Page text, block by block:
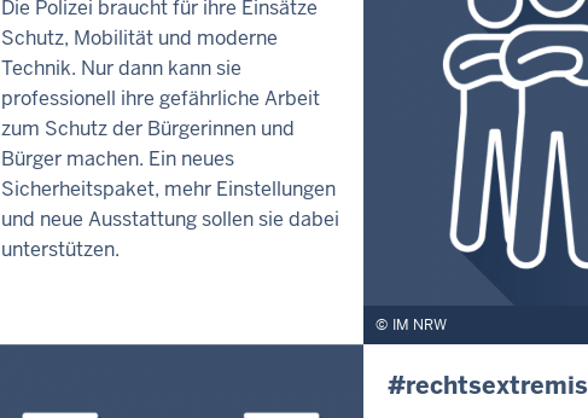
Die Polizei braucht für ihre Einsätze
Schutz, Mobilität und moderne
Technik. Nur dann kann sie
professionell ihre gefährliche Arbeit
zum Schutz der Bürgerinnen und
Bürger machen. Ein neues
Sicherheitspaket, mehr Einstellungen
und neue Ausstattung sollen sie dabei
unterstützen.
IM NRW